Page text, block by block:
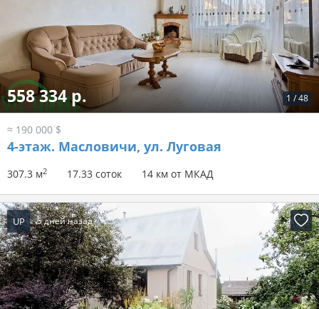
1 /48
558 334 р.
≈ 190 000 $
4-этаж. Масловичи, ул. Луговая
307.3 м2 17.33 соток 14 км от МКАД
UP 5 дней назад